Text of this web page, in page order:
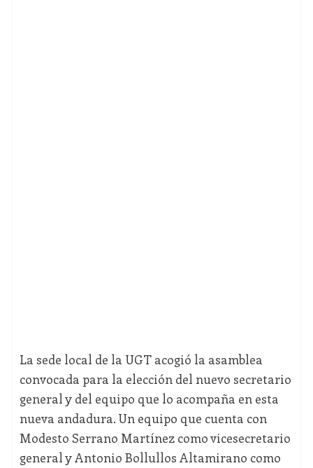
La sede local de la UGT acogió la asamblea
convocada para la elección del nuevo secretario
general y del equipo que lo acompaña en esta
nueva andadura. Un equipo que cuenta con
Modesto Serrano Martínez como vicesecretario
general y Antonio Bollullos Altamirano como